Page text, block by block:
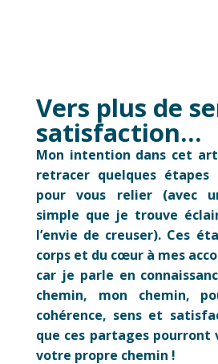
Vers plus de
satisfaction…
Mon intention dans cet
retracer quelques
pour vous relier (avec
simple que je trouve
l’envie de creuser). Ces
corps et du cœur à mes
car je parle en
chemin, mon chemin,
cohérence, sens et
que ces partages pourront
votre propre chemin !